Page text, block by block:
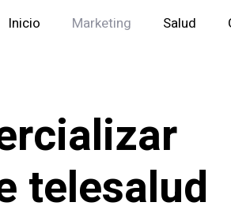
Inicio Marketing Salud
telesalud